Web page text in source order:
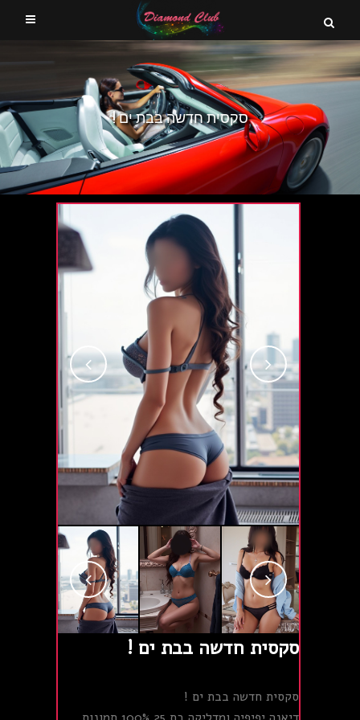
סקסית חדשה בבת ים !
סקסית חדשה בבת ים !
סקסית חדשה בבת ים !